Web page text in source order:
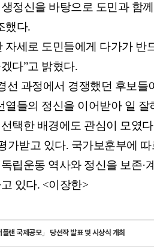
정신을 바탕으로 도민과 함
했다.
자세로 도민들에게 다가가
다”고 밝혔다.
선 과정에서 경쟁했던 후보
열들의 정신을 이어받아 일
택한 배경에도 관심이 모였
가받고 있다. 국가보훈부에
립운동 역사와 정신을 보존
있다. <이장한>
랜 국제공모」 당선작 발표 및 시상식 개최